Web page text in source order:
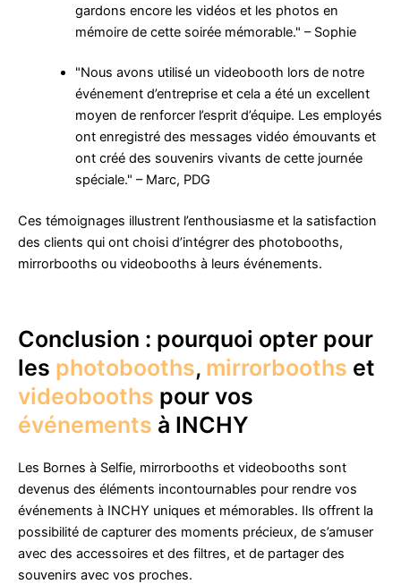
gardons encore les vidéos et les photos en
mémoire de cette soirée mémorable." – Sophie
"Nous avons utilisé un videobooth lors de notre
événement d’entreprise et cela a été un excellent
moyen de renforcer l’esprit d’équipe. Les employés
ont enregistré des messages vidéo émouvants et
ont créé des souvenirs vivants de cette journée
spéciale." – Marc, PDG
Ces témoignages illustrent l’enthousiasme et la satisfaction
des clients qui ont choisi d’intégrer des photobooths,
mirrorbooths ou videobooths à leurs événements.
Conclusion : pourquoi opter pour
les photobooths, mirrorbooths et
videobooths pour vos
événements à INCHY
Les Bornes à Selfie, mirrorbooths et videobooths sont
devenus des éléments incontournables pour rendre vos
événements à INCHY uniques et mémorables. Ils offrent la
possibilité de capturer des moments précieux, de s’amuser
avec des accessoires et des filtres, et de partager des
souvenirs avec vos proches.